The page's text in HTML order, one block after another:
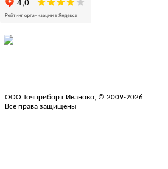
ООО Точприбор г.Иваново, © 2009-2026
Все права защищены